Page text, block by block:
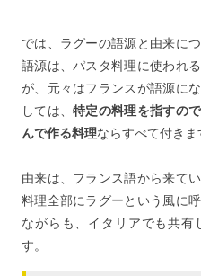
では、ラグーの語源と由来に
語源は、パスタ料理に使われ
が、元々はフランスが語源に
しては、特定の料理を指すの
んで作る料理ならすべて付きま
由来は、フランス語から来て
料理全部にラグーという風に
ながらも、イタリアでも共
す。